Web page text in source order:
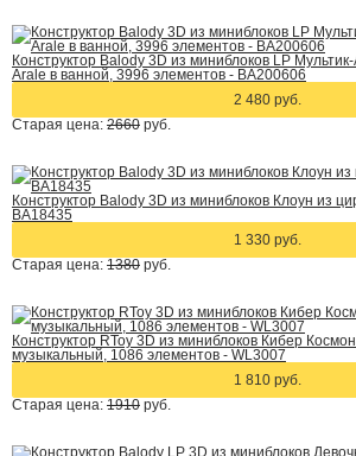
Конструктор Balody 3D из миниблоков LP
Arale в ванной, 3996 элементов - BA200606
2 480 руб.
Старая цена: 2660 руб.
Конструктор Balody 3D из миниблоков Клоун из
BA18435
1 330 руб.
Старая цена: 1380 руб.
Конструктор RToy 3D из миниблоков Кибер
музыкальный, 1086 элементов - WL3007
1 810 руб.
Старая цена: 1910 руб.